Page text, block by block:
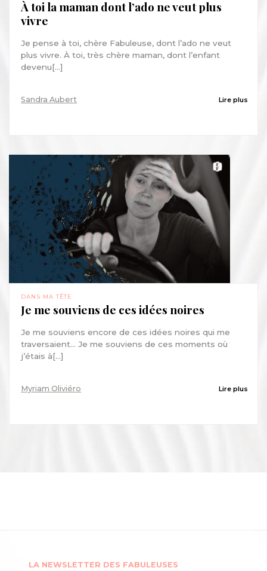
À toi la maman dont l’ado ne veut plus
vivre
Je pense à toi, chère Fabuleuse, dont l’ado ne veut
plus vivre. À toi, très chère maman, dont l’enfant
devenu[...]
Sandra Aubert Lire plus
DANS MA TÊTE
Je me souviens de ces idées noires
Je me souviens encore de ces idées noires qui me
traversaient… Je me souviens de ces moments où
j’étais à[...]
Myriam Oliviéro Lire plus
LA NEWSLETTER DES FABULEUSES